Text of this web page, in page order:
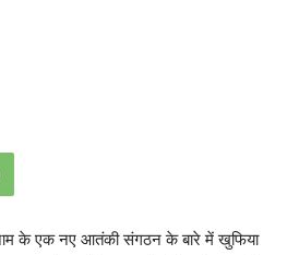
के एक नए आतंकी संगठन के बारे में खुफिया